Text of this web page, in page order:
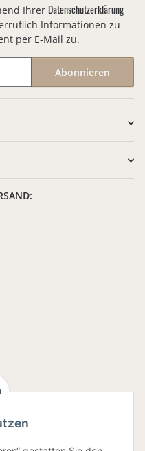
Ihrer Datenschutzerklärung
Informationen zu
per E-Mail zu.
Abonnieren